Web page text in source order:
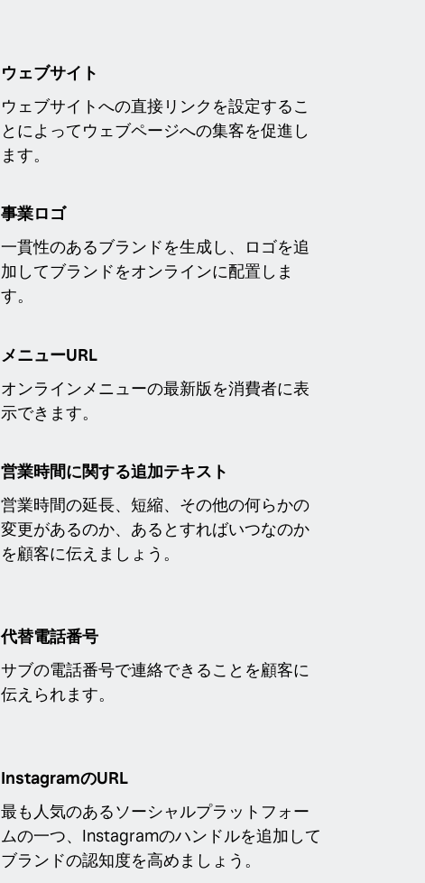
ウェブサイト
ウェブサイトへの直接リンクを設定するこ
とによってウェブページへの集客を促進し
ます。
事業ロゴ
一貫性のあるブランドを生成し、ロゴを追
加してブランドをオンラインに配置しま
す。
メニューURL
オンラインメニューの最新版を消費者に表
示できます。
営業時間に関する追加テキスト
営業時間の延長、短縮、その他の何らかの
変更があるのか、あるとすればいつなのか
を顧客に伝えましょう。
代替電話番号
サブの電話番号で連絡できることを顧客に
伝えられます。
InstagramのURL
最も人気のあるソーシャルプラットフォー
ムの一つ、Instagramのハンドルを追加して
ブランドの認知度を高めましょう。